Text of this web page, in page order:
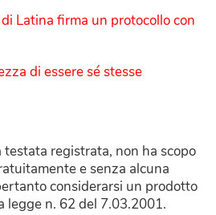
Latina firma un protocollo con
di essere sé stesse
registrata, non ha scopo
e senza alcuna
considerarsi un prodotto
legge n. 62 del 7.03.2001.